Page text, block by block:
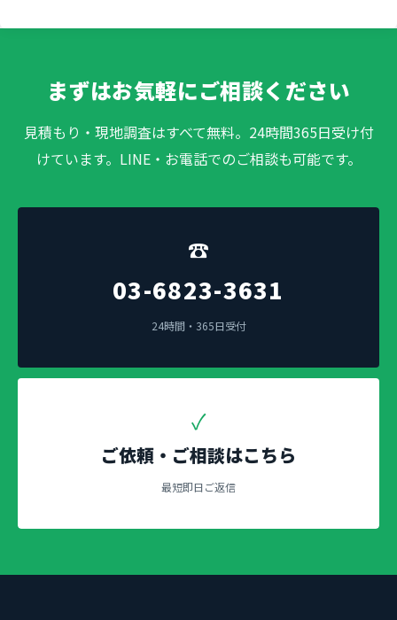
まずはお気軽にご相談ください
見積もり・現地調査はすべて無料。24時間365日受け付
けています。LINE・お電話でのご相談も可能です。
☎
03-6823-3631
24時間・365日受付
✓
ご依頼・ご相談はこちら
最短即日ご返信